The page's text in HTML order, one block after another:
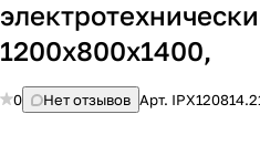
1200х800х1400,
0 Нет отзывов Арт.